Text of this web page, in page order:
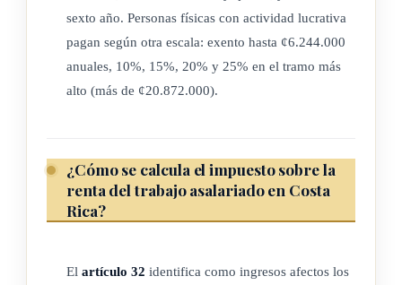
II serán integradas a las rentas gravadas, conforme a lo
dispuesto en el título I de esta ley, impuesto a las utilidades.
Las fundaciones y asociaciones distintas de las solidaristas,
Las entidades sujetas a la vigilancia e inspección de las
superintendencias, adscritas al Consejo Nacional de
sexto año. Personas físicas con actividad lucrativa
pagan según otra escala: exento hasta ¢6.244.000
anuales, 10%, 15%, 20% y 25% en el tramo más
alto (más de ¢20.872.000).
¿Cómo se calcula el impuesto sobre la
renta del trabajo asalariado en Costa
Rica?
El artículo 32 identifica como ingresos afectos los